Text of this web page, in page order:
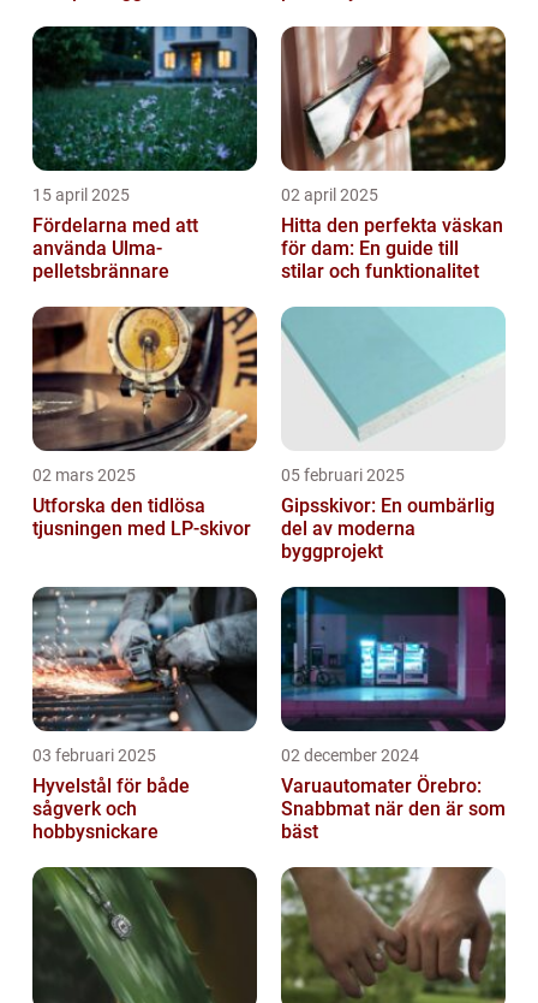
15 april 2025
Fördelarna med att
använda Ulma-
pelletsbrännare
02 april 2025
Hitta den perfekta väskan
för dam: En guide till
stilar och funktionalitet
02 mars 2025
Utforska den tidlösa
tjusningen med LP-skivor
05 februari 2025
Gipsskivor: En oumbärlig
del av moderna
byggprojekt
03 februari 2025
Hyvelstål för både
sågverk och
hobbysnickare
02 december 2024
Varuautomater Örebro:
Snabbmat när den är som
bäst